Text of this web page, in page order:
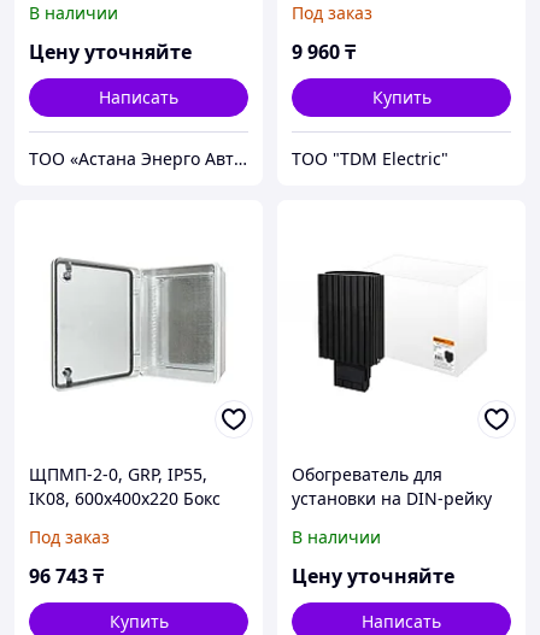
В наличии
Цену уточняйте
Написать
ТОО «Астана Энерго Автоматика»
Под заказ
9 960₸
Купить
ТОО "TDM Electric"
ЩПМП-2-0, GRP, IP55,
IК08, 600х400х220 Бокс
антивандальный
Под заказ
96 743₸
Купить
Обогреватель для
установки на DIN-рейку
В наличии
Цену уточняйте
Написать